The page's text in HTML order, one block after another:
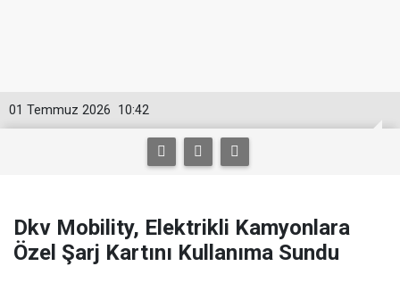
10:42
01 Temmuz 2026
Dkv Mobility, Elektrikli Kamyonlara
Özel Şarj Kartını Kullanıma Sundu